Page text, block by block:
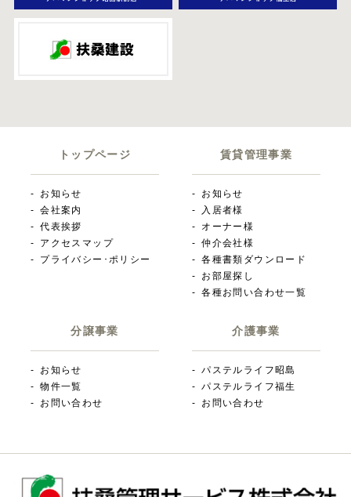
トップページ
お知らせ
会社案内
代表挨拶
アクセスマップ
プライバシー･ポリシー
賃貸管理事業
お知らせ
入居者様
オーナー様
仲介会社様
各種書類ダウンロード
お部屋探し
各種お問い合わせ一覧
分譲事業
お知らせ
物件一覧
お問い合わせ
介護事業
パステルライフ昭島
パステルライフ福生
お問い合わせ